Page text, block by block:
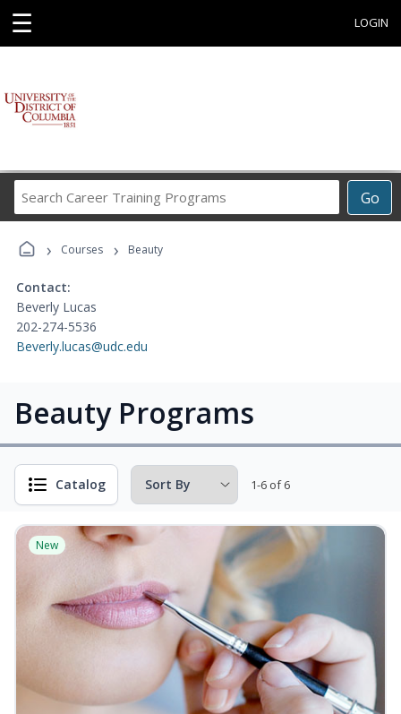
☰ LOGIN
Go
Career
› Courses › Beauty
Contact:
Beverly Lucas
202-274-5536
Beverly.lucas@udc.edu
Beauty Programs
Catalog 1-6 of 6
New